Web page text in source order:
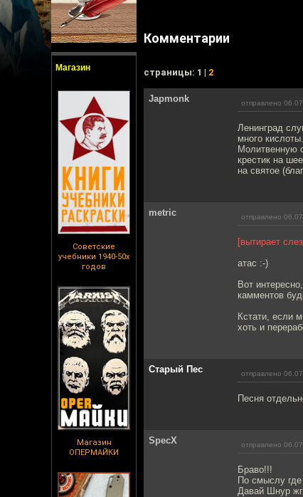
Магазин
Советские
учебники 1940-50х
годов
Магазин
ОПЕРМАЙКИ
Комментарии
cтраницы: 1 | 2
Japmonk отправлено
Ленинград
много кислоты.
Молитвенную
крестик на
на святое
metric отправлено
[вытирает
атас :-)
Вот
камментов
Кстати, если
хоть и
Старый Пес отправлено
Песня
SpecX отправлено
Браво!!!
По смыслу
Давай Шнур